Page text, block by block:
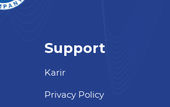
Support
Karir
Privacy Policy